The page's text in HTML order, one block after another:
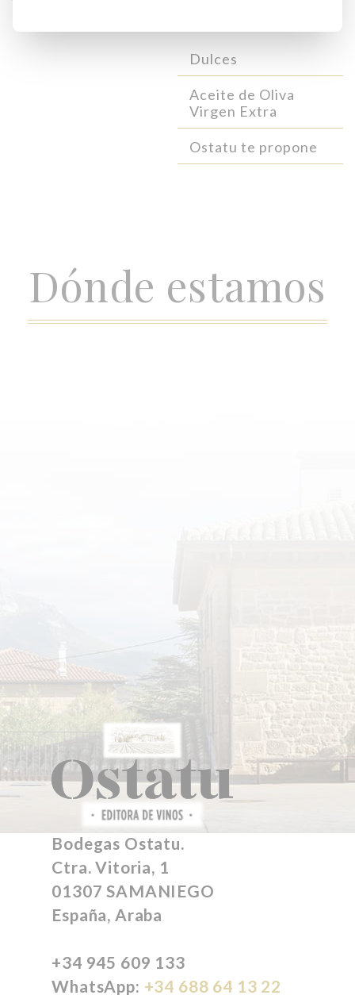
Dulces
Aceite de Oliva
Virgen Extra
Ostatu te propone
Dónde estamos
Bodegas Ostatu.
Ctra. Vitoria, 1
01307 SAMANIEGO
España, Araba
+34 945 609 133
WhatsApp: +34 688 64 13 22